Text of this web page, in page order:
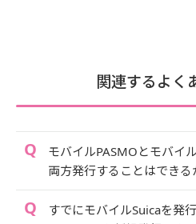
関連するよく
モバイルPASMOとモバイ
両方発行することはできる
すでにモバイルSuicaを発